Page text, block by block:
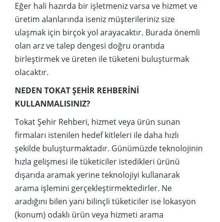
Eğer hali hazırda bir işletmeniz varsa ve hizmet ve
üretim alanlarında iseniz müşterileriniz size
ulaşmak için birçok yol arayacaktır. Burada önemli
olan arz ve talep dengesi doğru orantıda
birleştirmek ve üreten ile tüketeni buluşturmak
olacaktır.
NEDEN TOKAT ŞEHİR REHBERİNİ
KULLANMALISINIZ?
Tokat Şehir Rehberi, hizmet veya ürün sunan
firmaları istenilen hedef kitleleri ile daha hızlı
şekilde buluşturmaktadır. Günümüzde teknolojinin
hızla gelişmesi ile tüketiciler istedikleri ürünü
dışarıda aramak yerine teknolojiyi kullanarak
arama işlemini gerçekleştirmektedirler. Ne
aradığını bilen yani bilinçli tüketiciler ise lokasyon
(konum) odaklı ürün veya hizmeti arama